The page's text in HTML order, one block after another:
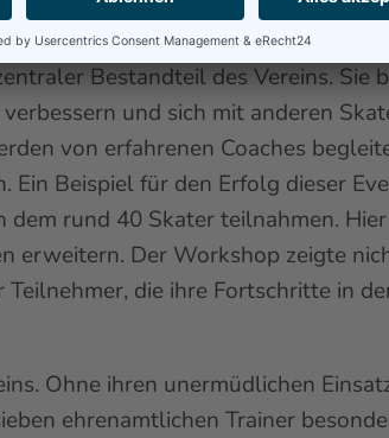
Bestandteil des Vereins. Sie
und sich mit anderen
von erfahrenen Coaches
Beispiel für den Erfolg dieser
dem rund 40 Skater teilnahmen.
erweitern. Der Workshop zeigte
die ihre Fortschritte in
Ohne ihren unermüdlichen
ehrenamtlichen Trainer